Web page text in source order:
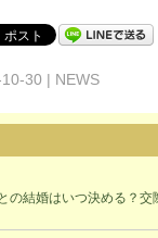
30 | NEWS
の結婚はいつ決める？